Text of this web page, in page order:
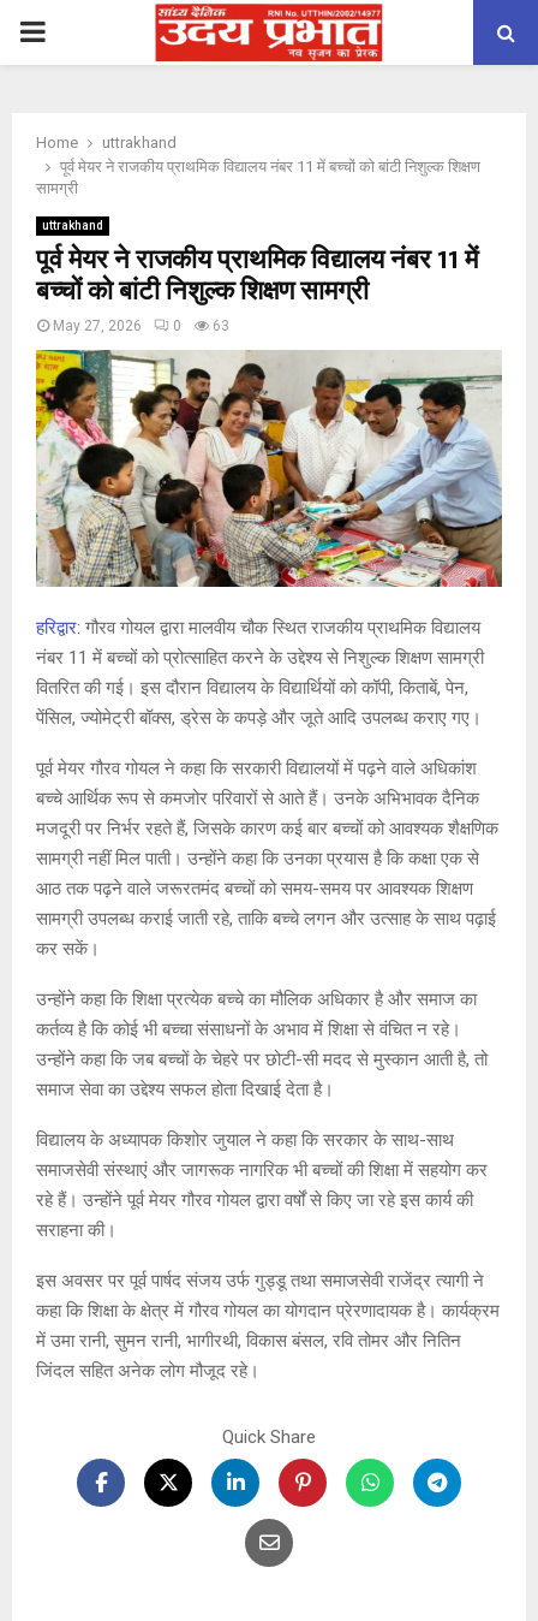
PRIMARY
Home
uttrakhand
पूर्व मेयर ने राजकीय प्राथमिक विद्यालय नंबर 11 में बच्चों को बांटी निशुल्क शिक्षण
सामग्री
uttrakhand
पूर्व मेयर ने राजकीय प्राथमिक विद्यालय नंबर 11 में
बच्चों को बांटी निशुल्क शिक्षण सामग्री
May 27, 2026 0 63
हरिद्वार: गौरव गोयल द्वारा मालवीय चौक स्थितराजकीय प्राथमिक विद्यालय
नंबर 11 में बच्चों को प्रोत्साहित करने के उद्देश्य से निशुल्क शिक्षण सामग्री
वितरित की गई। इस दौरान विद्यालय के विद्यार्थियों को कॉपी, किताबें, पेन,
पेंसिल, ज्योमेट्री बॉक्स, ड्रेस के कपड़े और जूते आदि उपलब्ध कराए गए।
पूर्व मेयर गौरव गोयल ने कहा कि सरकारी विद्यालयों में पढ़ने वाले अधिकांश
बच्चे आर्थिक रूप से कमजोर परिवारों से आते हैं। उनके अभिभावक दैनिक
मजदूरी पर निर्भर रहते हैं, जिसके कारण कई बार बच्चों को आवश्यक शैक्षणिक
सामग्री नहीं मिल पाती। उन्होंने कहा कि उनका प्रयास है कि कक्षा एक से
आठ तक पढ़ने वाले जरूरतमंद बच्चों को समय-समय पर आवश्यक शिक्षण
सामग्री उपलब्ध कराई जाती रहे, ताकि बच्चे लगन और उत्साह के साथ पढ़ाई
कर सकें।
उन्होंने कहा कि शिक्षा प्रत्येक बच्चे का मौलिक अधिकार है और समाज का
कर्तव्य है कि कोई भी बच्चा संसाधनों के अभाव में शिक्षा से वंचित न रहे।
उन्होंने कहा कि जब बच्चों के चेहरे पर छोटी-सी मदद से मुस्कान आती है, तो
समाज सेवा का उद्देश्य सफल होता दिखाई देता है।
विद्यालय के अध्यापककिशोर जुयाल ने कहा कि सरकार के साथ-साथ
समाजसेवी संस्थाएं और जागरूक नागरिक भी बच्चों की शिक्षा में सहयोग कर
रहे हैं। उन्होंने पूर्व मेयर गौरव गोयल द्वारा वर्षों से किए जा रहे इस कार्य की
सराहना की।
इस अवसर पर पूर्व पार्षद संजय उर्फ गुड्डूतथा समाजसेवीराजेंद्र त्यागीने
कहा कि शिक्षा के क्षेत्र में गौरव गोयल का योगदान प्रेरणादायक है। कार्यक्रम
में उमा रानी, सुमन रानी, भागीरथी, विकास बंसल, रवि तोमर और नितिन
जिंदल सहित अनेक लोग मौजूद रहे।
Quick Share